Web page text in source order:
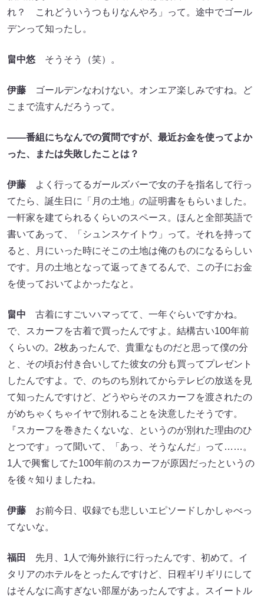
れ？ これどういうつもりなんやろ」って。途中でゴール
デンって知ったし。
畠中悠 そうそう（笑）。
伊藤 ゴールデンなわけない。オンエア楽しみですね。ど
こまで流すんだろうって。
――番組にちなんでの質問ですが、最近お金を使ってよか
った、または失敗したことは？
伊藤 よく行ってるガールズバーで女の子を指名して行っ
てたら、誕生日に「月の土地」の証明書をもらいました。
一軒家を建てられるくらいのスペース。ほんと全部英語で
書いてあって、「シュンスケイトウ」って。それを持って
ると、月にいった時にそこの土地は俺のものになるらしい
です。月の土地となって返ってきてるんで、この子にお金
を使っておいてよかったなと。
畠中 古着にすごいハマってて、一年ぐらいですかね。
で、スカーフを古着で買ったんですよ。結構古い100年前
くらいの。2枚あったんで、貴重なものだと思って僕の分
と、その頃お付き合いしてた彼女の分も買ってプレゼント
したんですよ。で、のちのち別れてからテレビの放送を見
て知ったんですけど、どうやらそのスカーフを渡されたの
がめちゃくちゃイヤで別れることを決意したそうです。
『スカーフを巻きたくないな、というのが別れた理由のひ
とつです』って聞いて、「あっ、そうなんだ」って……。
1人で興奮してた100年前のスカーフが原因だったというの
を後々知りましたね。
伊藤 お前今日、収録でも悲しいエピソードしかしゃべっ
てないな。
福田
先月、1人で海外旅行に行ったんです、初めて。イ
タリアのホテルをとったんですけど、日程ギリギリにして
はそんなに高すぎない部屋があったんですよ。スイートル